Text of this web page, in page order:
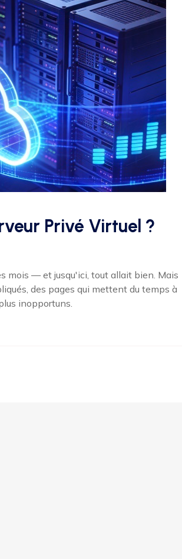
Privé Virtuel ?
mois — et jusqu'ici, tout allait bien. Mais
des pages qui mettent du temps à
inopportuns.